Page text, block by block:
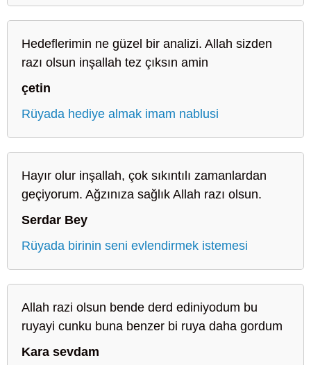
Hedeflerimin ne güzel bir analizi. Allah sizden
razı olsun inşallah tez çıksın amin
çetin
Rüyada hediye almak imam nablusi
Hayır olur inşallah, çok sıkıntılı zamanlardan
geçiyorum. Ağzınıza sağlık Allah razı olsun.
Serdar Bey
Rüyada birinin seni evlendirmek istemesi
Allah razi olsun bende derd ediniyodum bu
ruyayi cunku buna benzer bi ruya daha gordum
Kara sevdam